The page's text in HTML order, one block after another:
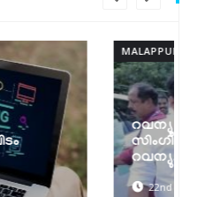
ഒറ്റ ക്ലിക്കില്‍;
സംവിധാനവുമായി